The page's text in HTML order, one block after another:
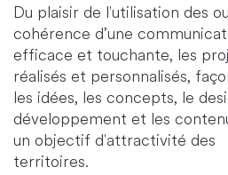
Du plaisir de l'utilisation des
cohérence d’une
efficace et touchante, les
réalisés et personnalisés,
les idées, les concepts, le
développement et les
un objectif d'attractivité des
territoires.